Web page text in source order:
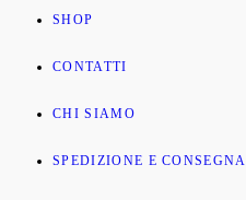
SHOP
CONTATTI
CHI SIAMO
SPEDIZIONE E CONSEGNA